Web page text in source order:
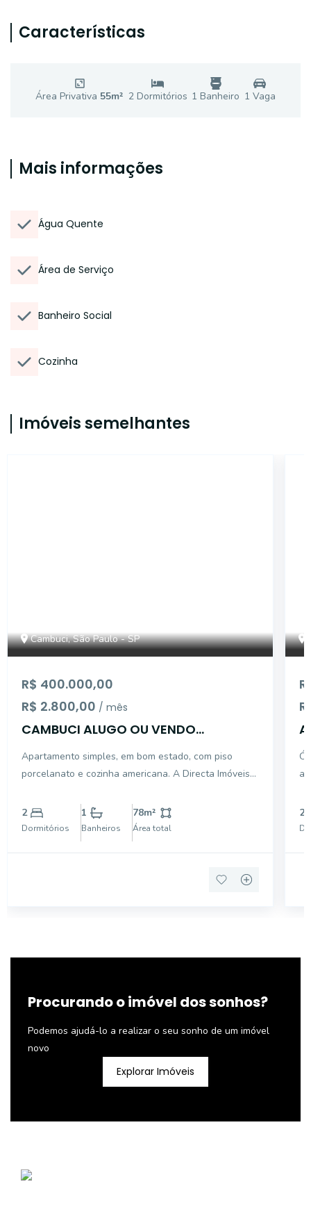
Características
Área Privativa 55m² 2Dormitórios 1 Banheiro 1 Vaga
Mais informações
Água Quente
Área de Serviço
Banheiro Social
Cozinha
Imóveis semelhantes
Cambuci, São Paulo - SP
R$ 400.000,00
R$ 2.800,00 / mês
CAMBUCI ALUGO OU VENDO
Apartamento simples, em bom estado, com piso
porcelanato e cozinha americana. A Directa Imóveis
mercado, somos especializados na intermediação de
negociações de compras/vendas, locações e
administrações
2
Dormitórios
1
Banheiros
78m²
Área total
2
Procurando o imóvel dos sonhos?
Podemos ajudá-lo a realizar o seu sonho de um imóvel
novo
Explorar Imóveis